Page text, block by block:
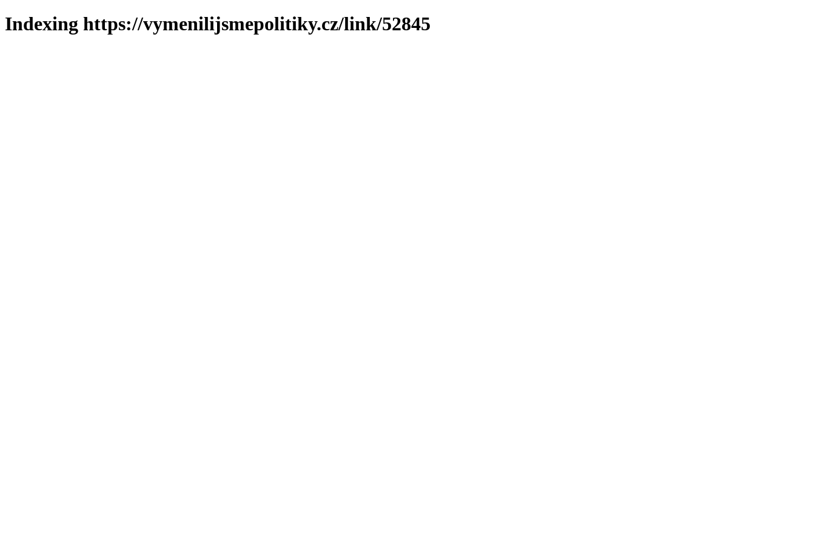
Indexing https://vymenilijsmepolitiky.cz/link/52845